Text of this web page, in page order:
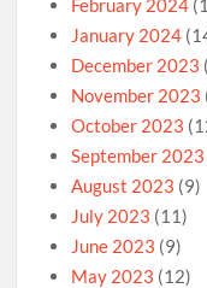
February 2024
January 2024
December 2023
November 2023
October 2023
September 2023
August 2023 (9)
July 2023 (11)
June 2023 (9)
May 2023 (12)